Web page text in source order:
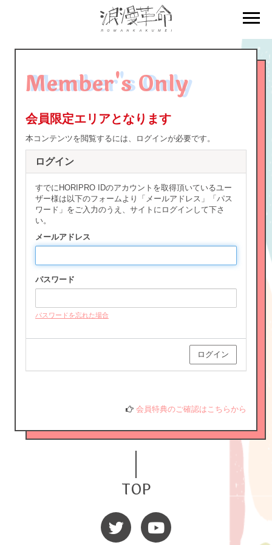
BIRTHDAY MAIL
Member's Only
会員限定エリアとなります
本コンテンツを閲覧するには、ログインが必要です。
ログイン
すでにHORIPRO IDのアカウントを取得頂いているユー
ザー様は以下のフォームより「メールアドレス」「パス
ワード」をご入力のうえ、サイトにログインして下さ
い。
メールアドレス
パスワード
パスワードを忘れた場合
会員特典のご確認はこちらから
TOP